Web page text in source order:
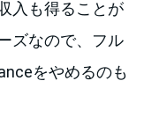
入も得ることが
ズなので、フル
をやめるのも